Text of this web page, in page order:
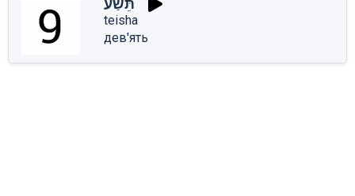
תֵּשַׁע
teisha
дев'ять